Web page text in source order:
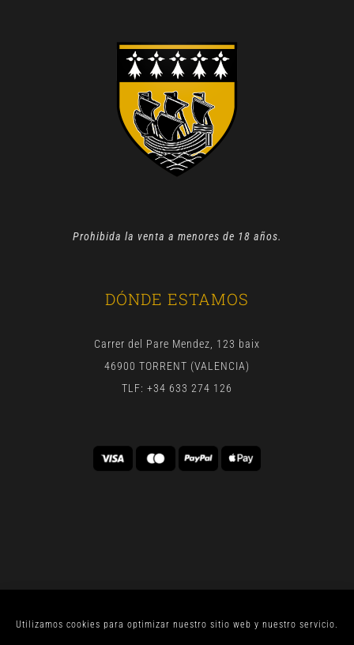
Utilizamos cookies para optimizar nuestro sitio web y nuestro servicio.
Prohibida la venta a menores de 18 años.
DÓNDE ESTAMOS
Carrer del Pare Mendez, 123 baix
46900 TORRENT (VALENCIA)
TLF: +34 633 274 126